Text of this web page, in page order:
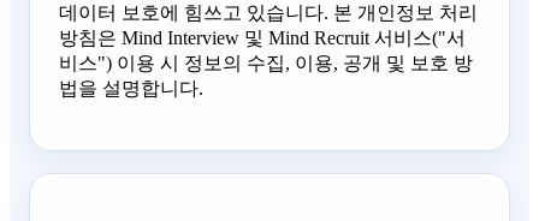
데이터 보호에 힘쓰고 있습니다. 본 개인정보 처리
방침은 Mind Interview 및 Mind Recruit 서비스("서
비스") 이용 시 정보의 수집, 이용, 공개 및 보호 방
법을 설명합니다.